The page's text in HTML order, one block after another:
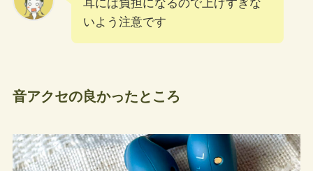
耳には負担になるので上げすぎな
いよう注意です
音アクセの良かったところ